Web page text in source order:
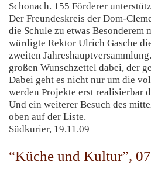
Schonach. 155 Förderer
Der Freundeskreis der Dom-
die Schule zu etwas Besonderem
würdigte Rektor Ulrich Gasche
zweiten
großen Wunschzettel dabei, der
Dabei geht es nicht nur um die
werden Projekte erst realisierbar
Und ein weiterer Besuch des
oben auf der Liste.
Südkurier, 19.11.09
“Küche und Kultur”,